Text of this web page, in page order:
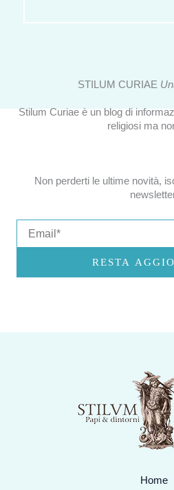
STILUM CURIAE
Stilum Curiae è un blog di
religiosi ma
Non perderti le ultime novità,
RESTA
Home